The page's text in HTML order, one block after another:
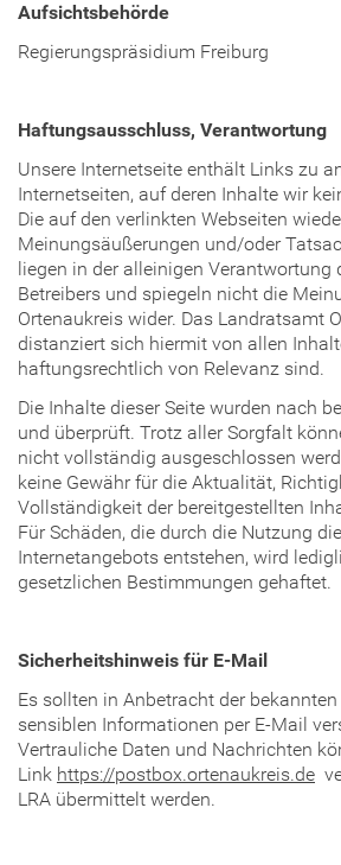
Aufsichtsbehörde
Regierungspräsidium Freiburg
Haftungsausschluss, Verantwortung
Unsere Internetseite enthält Links zu
Internetseiten, auf deren Inhalte wir
Die auf den verlinkten Webseiten
Meinungsäußerungen und/oder
liegen in der alleinigen Verantwortung
Betreibers und spiegeln nicht die
Ortenaukreis wider. Das Landratsamt
distanziert sich hiermit von allen
haftungsrechtlich von Relevanz sind.
Die Inhalte dieser Seite wurden nach
und überprüft. Trotz aller Sorgfalt
nicht vollständig ausgeschlossen
keine Gewähr für die Aktualität,
Vollständigkeit der bereitgestellten
Für Schäden, die durch die Nutzung
Internetangebots entstehen, wird
gesetzlichen Bestimmungen gehaftet.
Sicherheitshinweis für E-Mail
Es sollten in Anbetracht der
sensiblen Informationen per E-Mail
Vertrauliche Daten und Nachrichten
Link https://postbox.ortenaukreis.de
LRA übermittelt werden.